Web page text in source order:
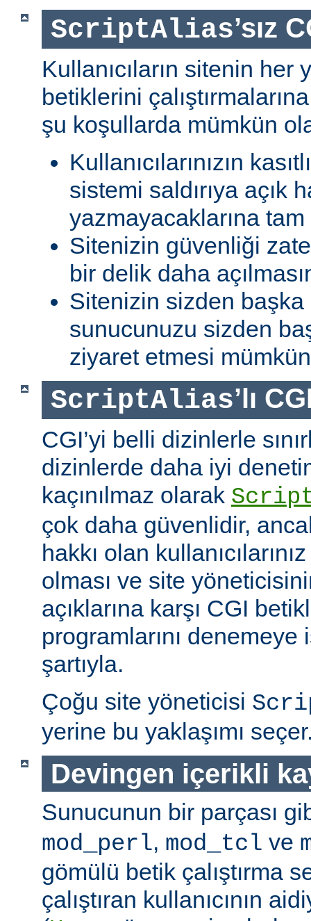
ScriptAlias’sız
Kullanıcıların sitenin her
betiklerini
şu koşullarda mümkün
Kullanıcılarınızın
sistemi saldırıya açık
yazmayacaklarına
Sitenizin güvenliği
bir delik daha
Sitenizin sizden başka
sunucunuzu sizden
ziyaret etmesi
ScriptAlias’lı
CGI’yi belli dizinlerle
dizinlerde daha iyi
kaçınılmaz olarak
çok daha güvenlidir,
hakkı olan
olması ve site
açıklarına karşı CGI
programlarını denemeye
şartıyla.
Çoğu site yöneticisi
yerine bu yaklaşımı
Devingen içerikli
Sunucunun bir parçası
mod_perl, mod_tcl ve
gömülü betik çalıştırma
çalıştıran kullanıcının